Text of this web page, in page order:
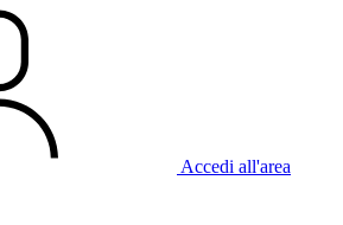
Accedi all'area